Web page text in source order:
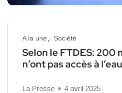
A la une Société
Selon le FTDES: 200
n’ont pas accès à
La Presse
4 avril 2025